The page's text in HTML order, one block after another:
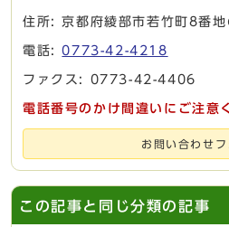
住所: 京都府綾部市若竹町8番地
電話:0773-42-4218
ファクス: 0773-42-4406
電話番号のかけ間違いにご注意
お問い合わせフ
この記事と同じ分類の記事